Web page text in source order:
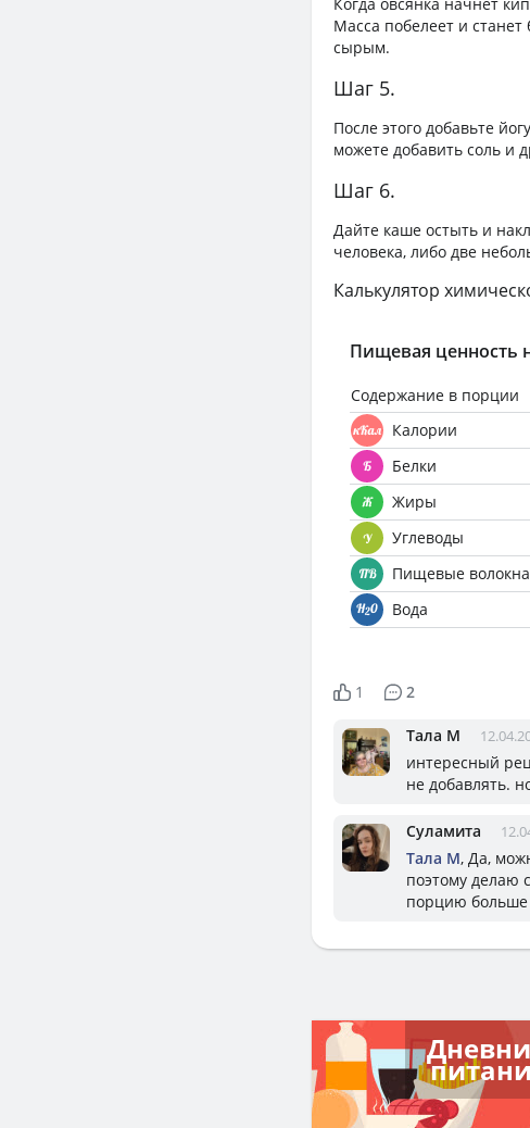
Когда овсянка начнёт
Масса побелеет и
сырым.
Шаг 5.
После этого добавьте
можете добавить соль и
Шаг 6.
Дайте каше остыть и
человека, либо две
Калькулятор
Пищевая ценность
Содержание в порции
Калории
Белки
Жиры
Углеводы
Пищевые волокна
Вода
1 2
Тала М
интересный
не добавлять.
Суламита
Тала М, Да,
поэтому делаю
порцию больше